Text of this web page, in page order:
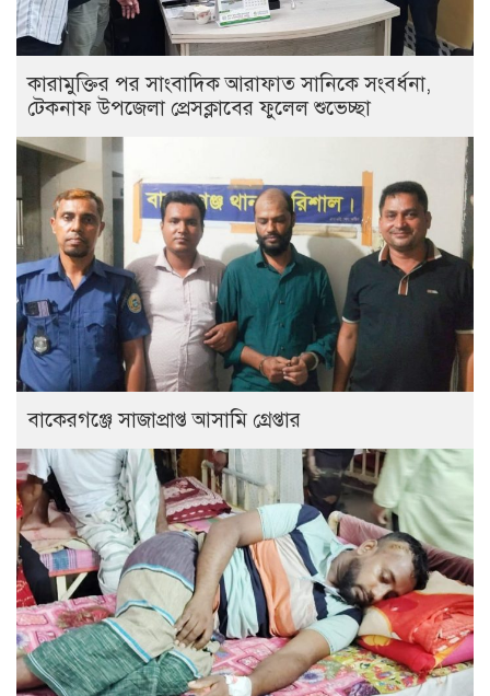
কারামুক্তির পর সাংবাদিক আরাফাত সানিকে সংবর্ধনা,
টেকনাফ উপজেলা প্রেসক্লাবের ফুলেল শুভেচ্ছা
বাকেরগঞ্জে সাজাপ্রাপ্ত আসামি গ্রেপ্তার